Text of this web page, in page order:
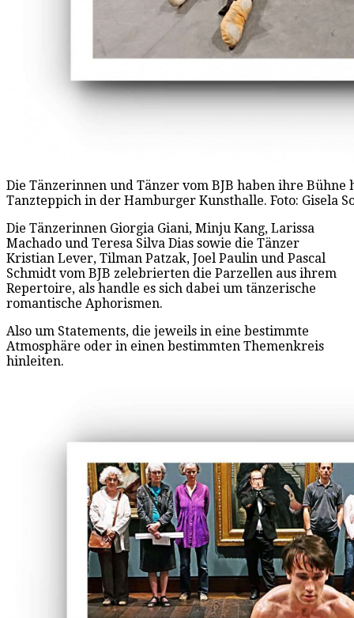
Die Tänzerinnen und Tänzer vom BJB haben ihre
Tanzteppich in der Hamburger Kunsthalle. Foto: Gisela
Die Tänzerinnen Giorgia Giani, Minju Kang, Larissa
Machado und Teresa Silva Dias sowie die Tänzer
Kristian Lever, Tilman Patzak, Joel Paulin und Pascal
Schmidt vom BJB zelebrierten die Parzellen aus ihrem
Repertoire, als handle es sich dabei um tänzerische
romantische Aphorismen.
Also um Statements, die jeweils in eine bestimmte
Atmosphäre oder in einen bestimmten Themenkreis
hinleiten.